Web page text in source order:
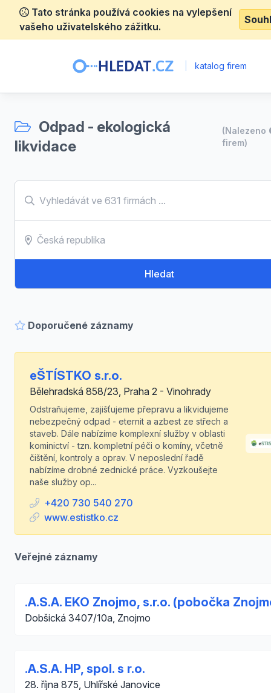
Tato stránka používá cookies na vylepšení
vašeho uživatelského zážitku.
katalog firem
Odpad - ekologická
likvidace
(Nalezeno
firem)
Hledat
Doporučené záznamy
eŠTÍSTKO s.r.o.
Bělehradská 858/23, Praha 2 - Vinohrady
Odstraňujeme, zajišťujeme přepravu a likvidujeme
nebezpečný odpad - eternit a azbest ze střech a
staveb. Dále nabízíme komplexní služby v oblasti
kominictví - tzn. kompletní péči o komíny, včetně
čištění, kontroly a oprav. V neposlední řadě
nabízíme drobné zednické práce. Vyzkoušejte
naše služby op...
+420 730 540 270
www.estistko.cz
Veřejné záznamy
.A.S.A. EKO Znojmo, s.r.o. (pobočka
Dobšická 3407/10a, Znojmo
.A.S.A. HP, spol. s r.o.
28. října 875, Uhlířské Janovice